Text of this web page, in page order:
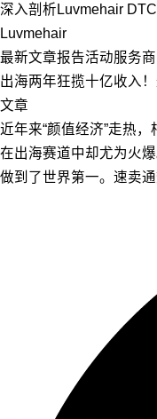
深入剖析Luvmehair
Luvmehair
最新文章报告活动服务商
出海两年狂揽十亿收入
文章
近年来“颜值经济”走热
在出海赛道中却尤为火
做到了世界第一。速卖